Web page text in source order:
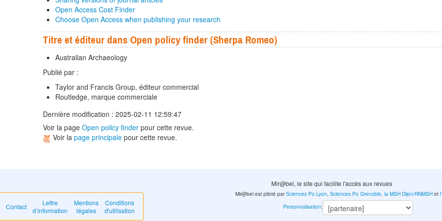
Open Access Cost Finder
Choose Open Access when publishing your research
Titre et éditeur dans Open policy finder (Sherpa Romeo)
Australian Archaeology
Publié par :
Taylor and Francis Group, éditeur commercial
Routledge, marque commerciale
Dernière modification : 2025-02-11 12:59:47
Voir la page Open policy finder pour cette revue.
Voir la page principale pour cette revue.
Mir@bel, le site qui facilite l'accès aux revues
Contact
Lettre
d’information
Mentions
légales
Conditions
d'utilisation
Mir@bel est piloté parSciences Po Lyon,Sciences Po Grenoble,la MSH Dijon/RNMSH et
Personnalisation: